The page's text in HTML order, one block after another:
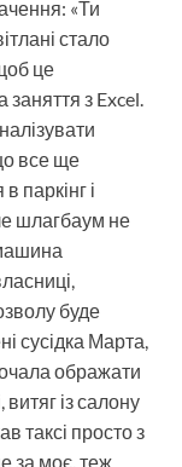
«Ти
стало
це
з Excel.
все ще
паркінг і
шлагбаум не
буде
сусідка Марта,
ображати
із салону
таксі просто з
за моє, теж